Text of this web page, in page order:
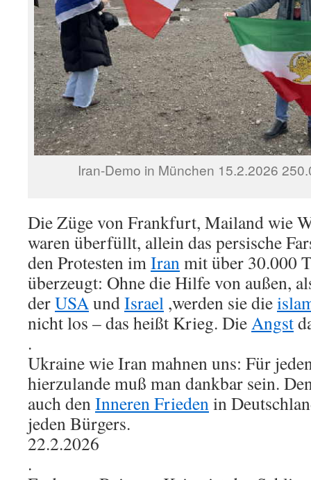
Iran-Demo in München 15.2.2026
Die Züge von Frankfurt, Mailand wie
waren überfüllt, allein das persische
den Protesten im Iran mit über 30.000
überzeugt: Ohne die Hilfe von außen,
derUSA undIsrael ,werden sie die
nicht los – das heißt Krieg. Die Angst
.
Ukraine wie Iran mahnen uns: Für
hierzulande muß man dankbar sein.
auch den Inneren Frieden in
jeden Bürgers.
22.2.2026
.